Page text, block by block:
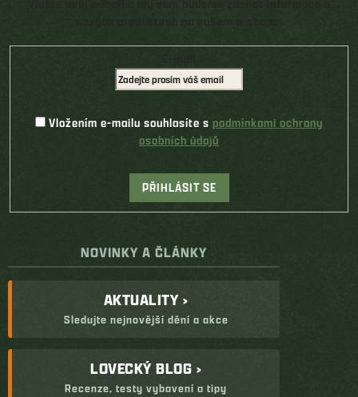
Vložením e-mailu souhlasíte s podmínkami ochrany
osobních údajů
PŘIHLÁSIT SE
NOVINKY A ČLÁNKY
AKTUALITY ›
Sledujte nejnovější dění a akce
LOVECKÝ BLOG ›
Recenze, testy vybavení a tipy